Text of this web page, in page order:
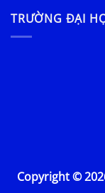
TRƯỜNG ĐẠI
Copyright ©